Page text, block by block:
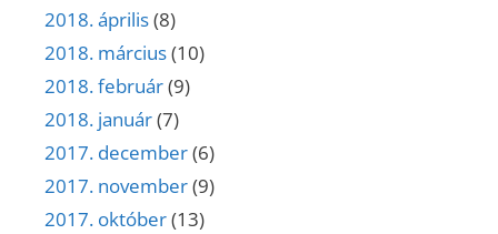
2018. április(8)
2018. március(10)
2018. február(9)
2018. január(7)
2017. december(6)
2017. november(9)
2017. október(13)